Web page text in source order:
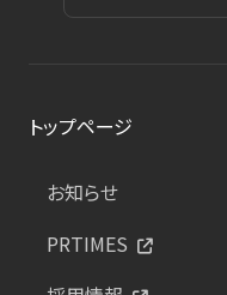
トップページ
お知らせ
PRTIMES